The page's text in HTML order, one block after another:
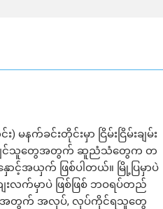
) မနက်ခင်းတိုင်းမှာ ငြိမ်းငြိမ်းချမ်း
ထချင်သူတွေအတွက် ဆူညံသံတွေက တ
င့်အယှက် ဖြစ်ပါတယ်။ မြို့ပြမှာပဲ
ျေးလက်မှာပဲ ဖြစ်ဖြစ် ဘဝရပ်တည်
အတွက် အလုပ်, လုပ်ကိုင်ရသူတွေ